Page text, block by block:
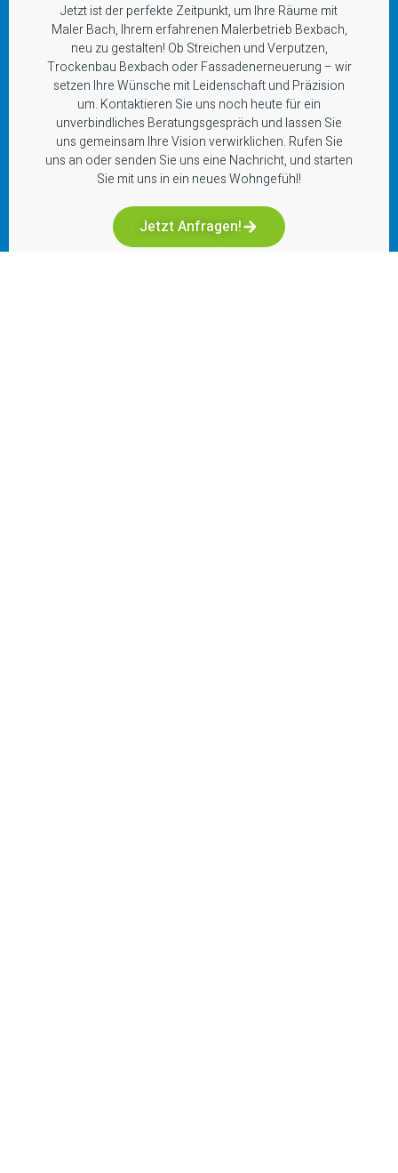
Jetzt ist der perfekte Zeitpunkt, um Ihre Räume mit
Maler Bach, Ihrem erfahrenen Malerbetrieb Bexbach,
neu zu gestalten! Ob Streichen und Verputzen,
Trockenbau Bexbach oder Fassadenerneuerung – wir
setzen Ihre Wünsche mit Leidenschaft und Präzision
um. Kontaktieren Sie uns noch heute für ein
unverbindliches Beratungsgespräch und lassen Sie
uns gemeinsam Ihre Vision verwirklichen. Rufen Sie
uns an oder senden Sie uns eine Nachricht, und starten
Sie mit uns in ein neues Wohngefühl!
Jetzt Anfragen!